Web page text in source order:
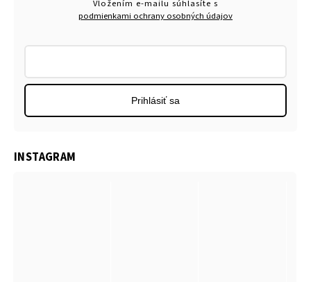
Vložením e-mailu súhlasíte s
podmienkami ochrany osobných údajov
Prihlásiť sa
INSTAGRAM